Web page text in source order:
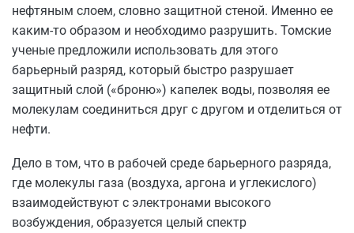
нефтяным слоем, словно защитной стеной. Именно ее
каким-то образом и необходимо разрушить. Томские
ученые предложили использовать для этого
барьерный разряд, который быстро разрушает
защитный слой («броню») капелек воды, позволяя ее
молекулам соединиться друг с другом и отделиться от
нефти.
Дело в том, что в рабочей среде барьерного разряда,
где молекулы газа (воздуха, аргона и углекислого)
взаимодействуют с электронами высокого
возбуждения, образуется целый спектр